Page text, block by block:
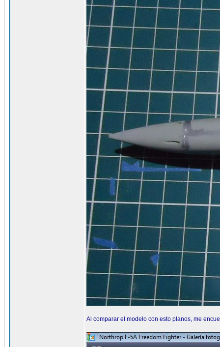
Al comparar el modelo con esto planos, me